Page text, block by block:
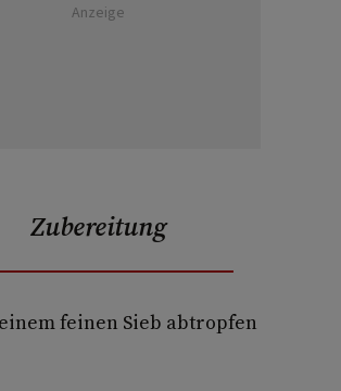
Anzeige
Zubereitung
feinen Sieb abtropfen